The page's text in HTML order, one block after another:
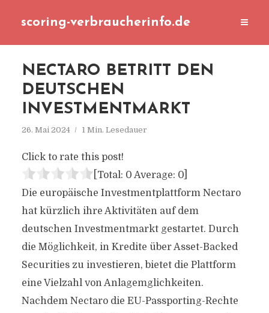
scoring-verbraucherinfo.de
NECTARO BETRITT DEN
DEUTSCHEN
INVESTMENTMARKT
26. Mai 2024 1 Min. Lesedauer
Click to rate this post!
[Total: 0 Average: 0]
Die europäische Investmentplattform Nectaro
hat kürzlich ihre Aktivitäten auf dem
deutschen Investmentmarkt gestartet. Durch
die Möglichkeit, in Kredite über Asset-Backed
Securities zu investieren, bietet die Plattform
eine Vielzahl von Anlagemglichkeiten.
Nachdem Nectaro die EU-Passporting-Rechte